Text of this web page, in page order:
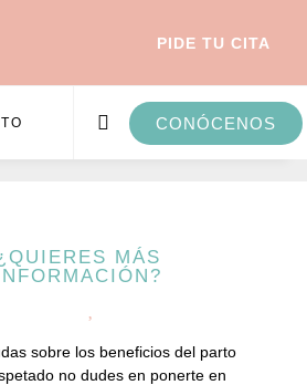
PIDE TU CITA
CONÓCENOS
MÁS
sobre los beneficios del parto
no dudes en ponerte en